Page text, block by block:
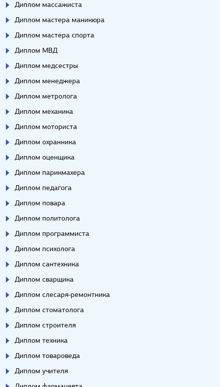
Диплом массажиста
Диплом мастера маникюра
Диплом мастера спорта
Диплом МВД
Диплом медсестры
Диплом менеджера
Диплом метролога
Диплом механика
Диплом моториста
Диплом охранника
Диплом оценщика
Диплом парикмахера
Диплом педагога
Диплом повара
Диплом политолога
Диплом программиста
Диплом психолога
Диплом сантехника
Диплом сварщика
Диплом слесаря-ремонтника
Диплом стоматолога
Диплом строителя
Диплом техника
Диплом товароведа
Диплом учителя